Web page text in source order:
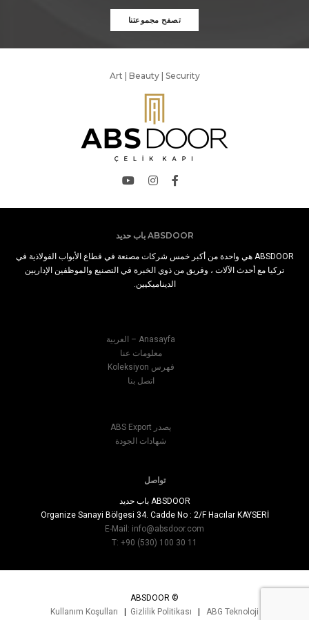
تصفح مجموعتنا
Art | Beauty | Security
ABSDOOR باب حديد
ABSDOOR هي واحدة من أكبر خمس شركات مصنعة في قطاع الأبواب الفولاذية في
تركيا مع أحدث الآلات ، وفريق من ذوي الخبرة في التصنيع والموظفين الإداريين
الديناميكيين.
Anasayfa – العربية
معلومات عنا
فهرس Koleksiyon
اتصل بنا
يصدر ABS Export
شهادات الجودة
تواصل
ABSDOOR باب حديد
Organize Sanayi Bölgesi 34. Cadde No : 2/F Hacılar KAYSERİ
E-Mail: info@absdoor.com
T: +90 (530) 100 30 11
© ABSDOOR
Kullanım Koşulları
Gizlilik Politikası ABG Teknoloji